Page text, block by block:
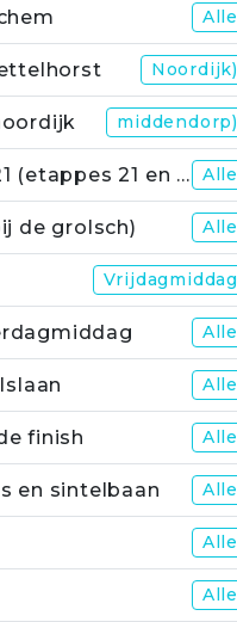
Alle
Noordijk)
middendorp)
Wisselpunt 21 (etappes 21 en 22) Alle
de grolsch) Alle
Vrijdagmiddag
Alle
Alle
finish Alle
en sintelbaan Alle
Alle
Alle